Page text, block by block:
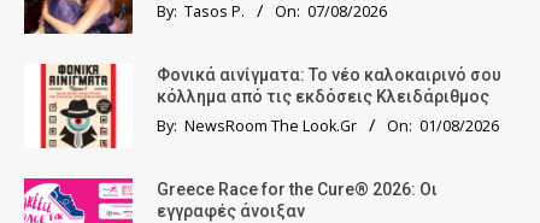
By: Tasos P. On: 07/08/2026
Φονικά αινίγματα: Το νέο καλοκαιρινό σου
κόλλημα από τις εκδόσεις Κλειδάριθμος
By: NewsRoom The Look.Gr On: 01/08/2026
Greece Race for the Cure® 2026: Οι
εγγραφές άνοιξαν